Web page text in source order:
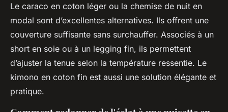
Le caraco en coton léger ou la chemise de nuit en
modal sont d’excellentes alternatives. Ils offrent une
couverture suffisante sans surchauffer. Associés à un
short en soie ou à un legging fin, ils permettent
d’ajuster la tenue selon la température ressentie. Le
kimono en coton fin est aussi une solution élégante et
pratique.